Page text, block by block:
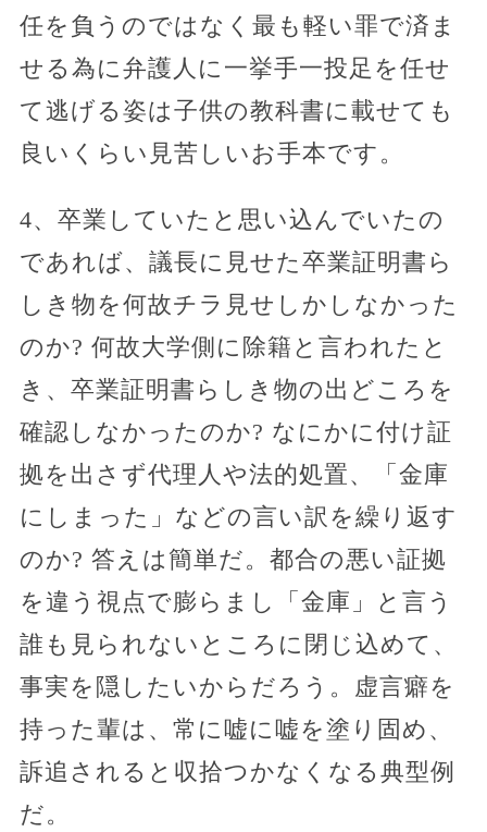
任を負うのではなく最も軽い罪で済ま
せる為に弁護人に一挙手一投足を任せ
て逃げる姿は子供の教科書に載せても
良いくらい見苦しいお手本です。
4、卒業していたと思い込んでいたの
であれば、議長に見せた卒業証明書ら
しき物を何故チラ見せしかしなかった
のか? 何故大学側に除籍と言われたと
き、卒業証明書らしき物の出どころを
確認しなかったのか? なにかに付け証
拠を出さず代理人や法的処置、「金庫
にしまった」などの言い訳を繰り返す
のか? 答えは簡単だ。都合の悪い証拠
を違う視点で膨らまし「金庫」と言う
誰も見られないところに閉じ込めて、
事実を隠したいからだろう。虚言癖を
持った輩は、常に嘘に嘘を塗り固め、
訴追されると収拾つかなくなる典型例
だ。